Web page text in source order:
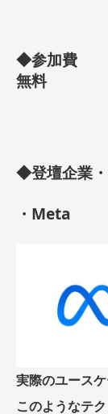
◆参加費
無料
◆登壇企業
・Meta
実際のユース
このようなテ